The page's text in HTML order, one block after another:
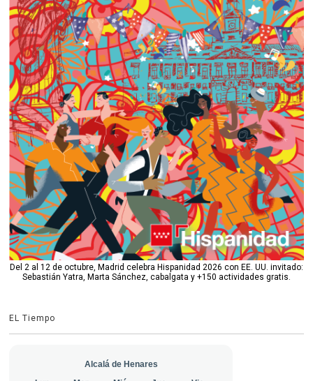
Del 2 al 12 de octubre, Madrid celebra Hispanidad 2026 con EE. UU. invitado:
Sebastián Yatra, Marta Sánchez, cabalgata y +150 actividades gratis.
EL Tiempo